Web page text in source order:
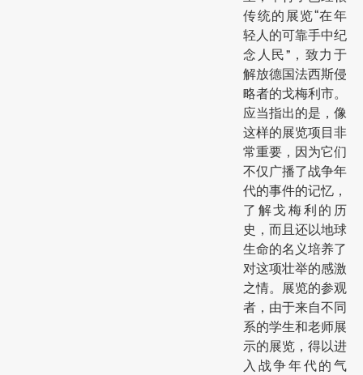
传统的展览“在年
轻人的可靠手中纪
念人民”，致力于
解放德国法西斯侵
略者的戈梅利市。
应当指出的是，像
这样的展览项目非
常重要，因为它们
不仅广播了战争年
代的事件的记忆，
了解戈梅利的历
史，而且还以地球
生命的名义培养了
对这项壮举的感激
之情。展览的参观
者，由于来自不同
系的学生和老师展
示的展览，得以进
入战争年代的气